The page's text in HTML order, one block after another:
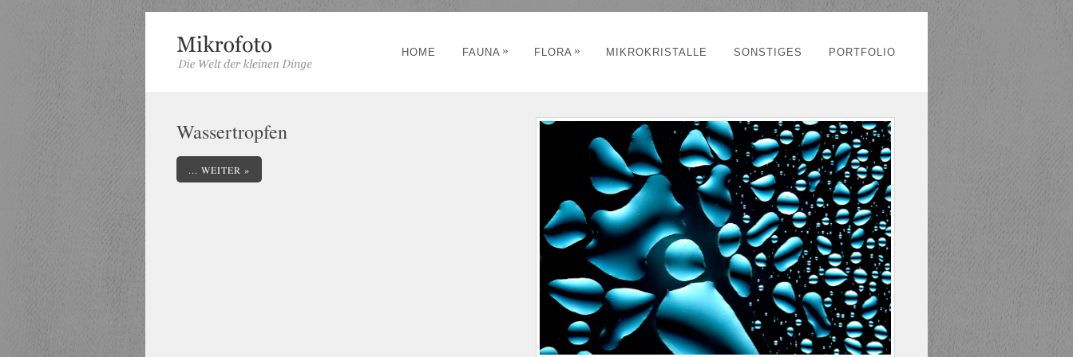
HOME FAUNA » FLORA » MIKROKRISTALLE SONSTIGES PORTFOLIO
Wassertropfen
... WEITER »